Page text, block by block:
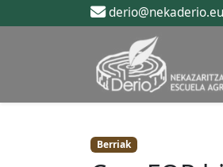
Berriak